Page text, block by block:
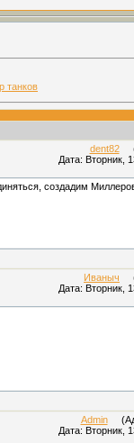
танков
dent82
Дата: Вторник,
создадим
Иваныч
Дата: Вторник,
Admin
Дата: Вторник,